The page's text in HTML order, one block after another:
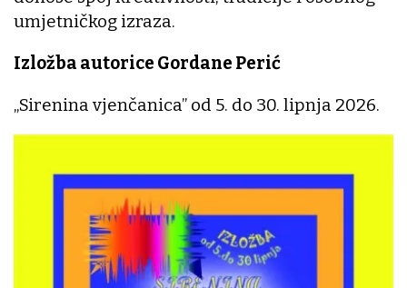
umjetničkog izraza.
Izložba autorice Gordane Perić
„Sirenina vjenčanica” od 5. do 30. lipnja 2026.